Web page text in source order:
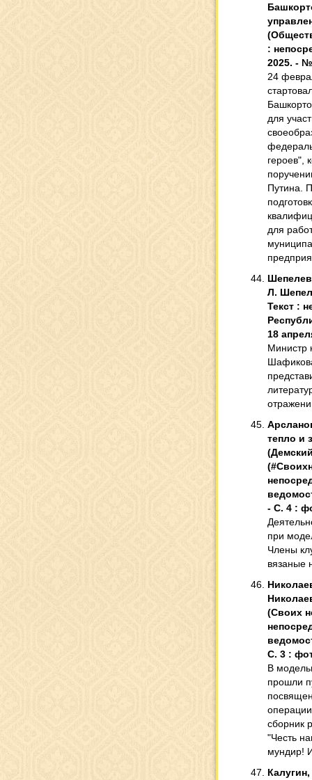
:
2025. -
24
для
героев",
Путина.
для
Л.
Текст :
18
Министр
тепло и
- С. 4 :
при
Члены
вязаные
(Своих
С. 3 :
В
прошли
сборник
"Честь
мундир!